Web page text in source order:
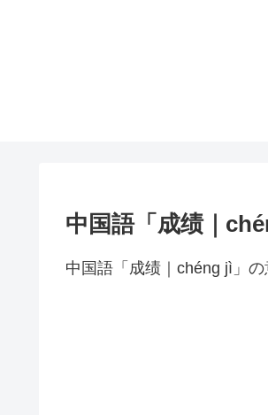
中国語「成绩｜
中国語「成绩｜chéng jì」